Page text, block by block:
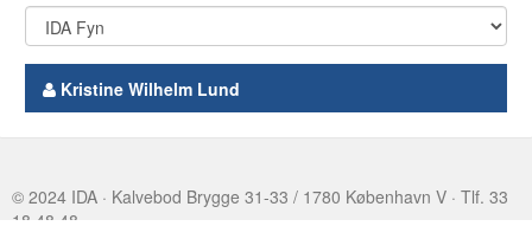
Kristine Wilhelm Lund
© 2024 IDA · Kalvebod Brygge 31-33 / 1780 København V · Tlf. 33
18 48 48